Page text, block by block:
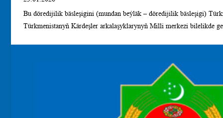
Bu döredijilik bäsleşigini (mundan beýläk – döredijilik bäsleşigi)
Türkmenistanyň Kärdeşler arkalaşyklarynyň Milli merkezi bilelikde